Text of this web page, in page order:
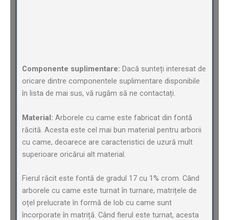
Componente suplimentare: Dacă sunteți interesat de
oricare dintre componentele suplimentare disponibile
în lista de mai sus, vă rugăm să ne contactați.
Material: Arborele cu came este fabricat din fontă
răcită. Acesta este cel mai bun material pentru arborii
cu came, deoarece are caracteristici de uzură mult
superioare oricărui alt material.
Fierul răcit este fontă de gradul 17 cu 1% crom. Când
arborele cu came este turnat în turnare, matrițele de
oțel prelucrate în formă de lob cu came sunt
încorporate în matriță. Când fierul este turnat, acesta